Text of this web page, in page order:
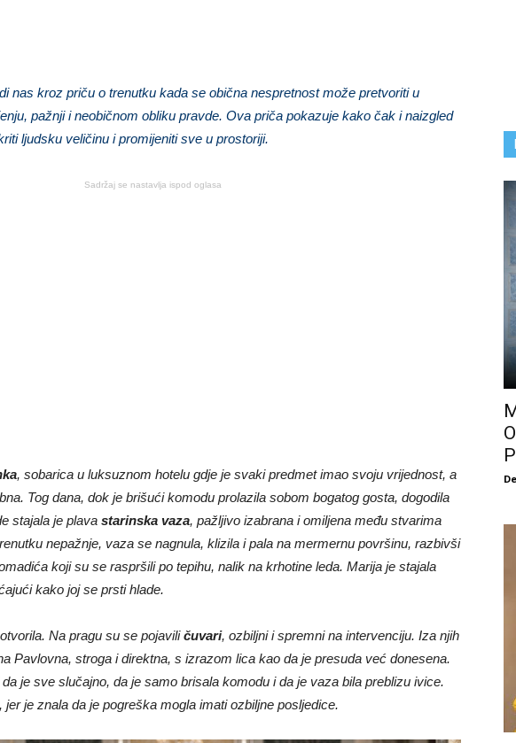
nas kroz priču o trenutku kada se obična nespretnost može pretvoriti u
pažnji i neobičnom obliku pravde. Ova priča pokazuje kako čak i naizgled
ljudsku veličinu i promijeniti sve u prostoriji.
Sadržaj se nastavlja ispod oglasa
, sobarica u luksuznom hotelu gdje je svaki predmet imao svoju vrijednost, a
Tog dana, dok je brišući komodu prolazila sobom bogatog gosta, dogodila
stajala je plava starinska vaza, pažljivo izabrana i omiljena među stvarima
nepažnje, vaza se nagnula, klizila i pala na mermernu površinu, razbivši
koji su se raspršili po tepihu, nalik na krhotine leda. Marija je stajala
kako joj se prsti hlade.
Na pragu su se pojaviličuvari, ozbiljni i spremni na intervenciju. Iza njih
Pavlovna, stroga i direktna, s izrazom lica kao da je presuda već donesena.
je sve slučajno, da je samo brisala komodu i da je vaza bila preblizu ivice.
jer je znala da je pogreška mogla imati ozbiljne posljedice.